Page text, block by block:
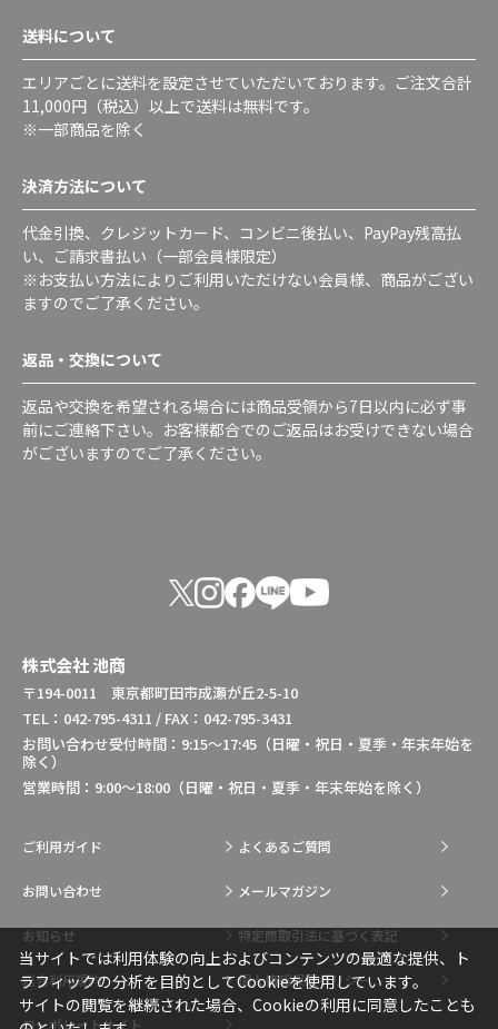
送料について
エリアごとに送料を設定させていただいております。ご注文合計
11,000円（税込）以上で送料は無料です。
※一部商品を除く
決済方法について
代金引換、クレジットカード、コンビニ後払い、PayPay残高払
い、ご請求書払い（一部会員様限定）
※お支払い方法によりご利用いただけない会員様、商品がござい
ますのでご了承ください。
返品・交換について
返品や交換を希望される場合には商品受領から7日以内に必ず事
前にご連絡下さい。お客様都合でのご返品はお受けできない場合
がございますのでご了承ください。
株式会社 池商
〒194-0011 東京都町田市成瀬が丘2-5-10
TEL：042-795-4311 / FAX：042-795-3431
お問い合わせ受付時間：9:15～17:45（日曜・祝日・夏季・年末年始を
除く）
営業時間：9:00～18:00（日曜・祝日・夏季・年末年始を除く）
ご利用ガイド よくあるご質問
お問い合わせ メールマガジン
お知らせ 特定商取引法に基づく表記
総合利用規約 個人情報保護ポリシー
コーポレートサイト
当サイトでは利用体験の向上およびコンテンツの最適な提供、ト
ラフィックの分析を目的としてCookieを使用しています。
サイトの閲覧を継続された場合、Cookieの利用に同意したことも